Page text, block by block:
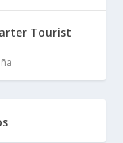
Tourist